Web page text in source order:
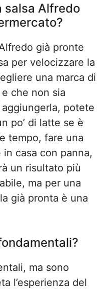
salsa Alfredo
già pronte
per velocizzare la
una marca di
che non sia
potete
po’ di latte se è
tempo, fare una
casa con panna,
un risultato più
ma per una
già pronta è una
ma sono
l’esperienza del